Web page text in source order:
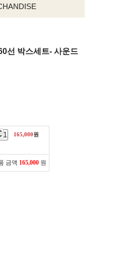
선 박스세트- 사운드
165,000원
금액 165,000 원